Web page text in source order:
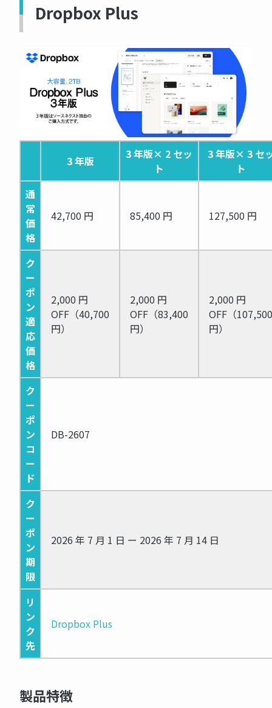
Dropbox Plus
3 年版
3 年版× 2 セッ
ト
3 年版× 3 セ
ト
通
常
価
格
42,700 円 85,400 円 127,500 円
ク
ー
ポ
ン
適
応
価
格
2,000 円
OFF（40,700
円）
2,000 円
OFF（83,400
円）
2,000 円
OFF（107,500
円）
ク
ー
ポ
ン
コ
ー
ド
DB-2607
ク
ー
ポ
ン
期
限
2026 年 7 月 1 日 ー 2026 年 7 月 14 日
リ
ン
ク
先
Dropbox Plus
製品特徴